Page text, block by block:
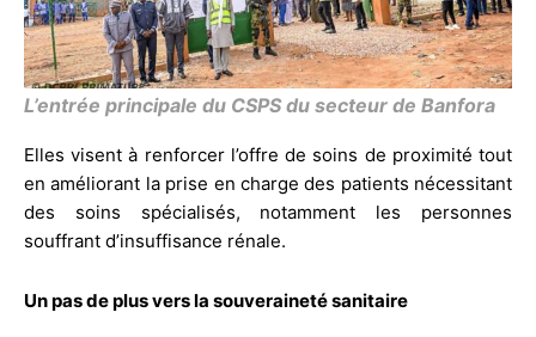
L’entrée principale du CSPS du secteur de Banfora
Elles visent à renforcer l’offre de soins de proximité tout
en améliorant la prise en charge des patients nécessitant
des soins spécialisés, notamment les personnes
souffrant d’insuffisance rénale.
Un pas de plus vers la souveraineté sanitaire